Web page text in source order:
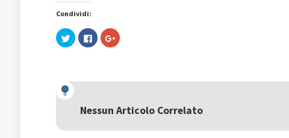
Condividi:
Fai
clic
(Si
apre
una
nuova
Fai
clic
nuova
finestra)
Fai
clic
una
nuova
Nessun Articolo Correlato